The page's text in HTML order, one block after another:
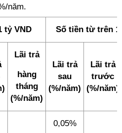
năm.
tỷ VND Số tiền từ trên 1
Lãi trả
hàng
tháng
(%/năm)
Lãi trả
sau
(%/năm)
Lãi trả
trước
(%/năm)
0,05%